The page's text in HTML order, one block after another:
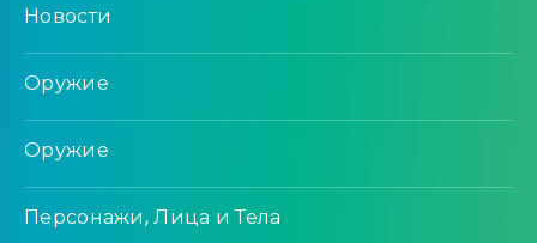
Новости
Оружие
Оружие
Персонажи, Лица и Тела